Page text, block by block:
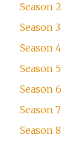
Season 2
Season 3
Season 4
Season 5
Season 6
Season 7
Season 8